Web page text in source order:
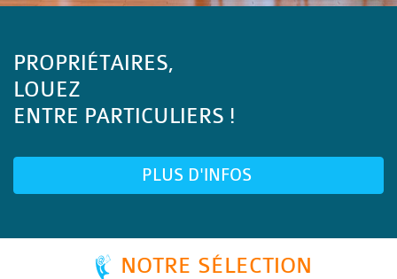
PROPRIÉTAIRES,
LOUEZ
ENTRE PARTICULIERS !
PLUS D'INFOS
NOTRE SÉLECTION